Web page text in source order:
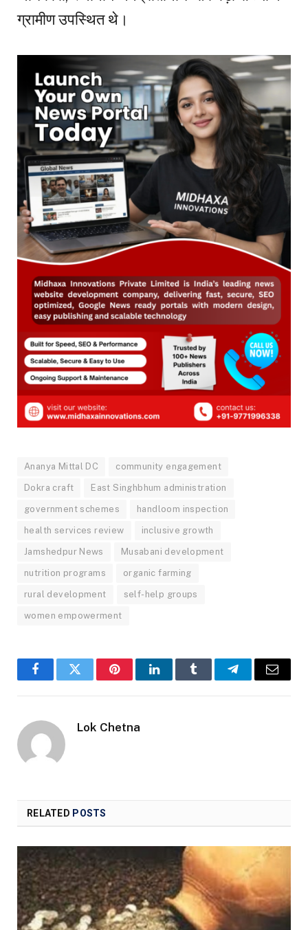
ग्रामीण उपस्थित थे।
Ananya Mittal DC community engagement
Dokra craft East Singhbhum administration
government schemes handloom inspection
health services review inclusive growth
Jamshedpur News Musabani development
nutrition programs organic farming
rural development self-help groups
women empowerment
FacebookTwitter PinterestLinkedInTumblr TelegramEmail
Lok Chetna
RELATED POSTS